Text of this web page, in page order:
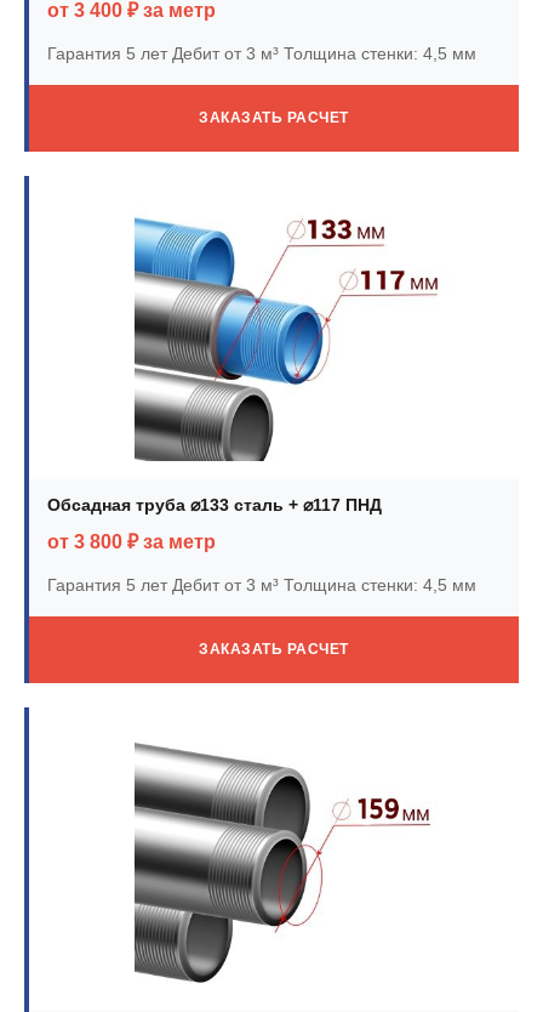
от 3 400 ₽ за метр
Гарантия 5 летДебит от 3 м³ Толщина стенки: 4,5 мм
ЗАКАЗАТЬ РАСЧЕТ
Обсадная труба ⌀133 сталь + ⌀117 ПНД
от 3 800 ₽ за метр
Гарантия 5 летДебит от 3 м³ Толщина стенки: 4,5 мм
ЗАКАЗАТЬ РАСЧЕТ